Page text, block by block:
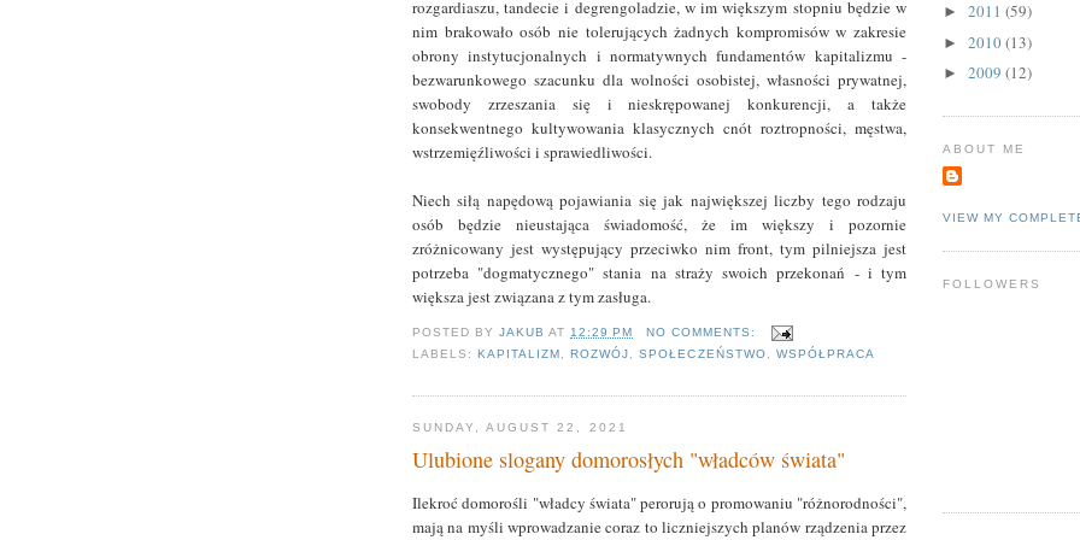
rozgardiaszu, tandecie i degrengoladzie, w im większym stopniu będzie w
nim brakowało osób nie tolerujących żadnych kompromisów w zakresie
obrony instytucjonalnych i normatywnych fundamentów kapitalizmu -
bezwarunkowego szacunku dla wolności osobistej, własności prywatnej,
swobody zrzeszania się i nieskrępowanej konkurencji, a także
konsekwentnego kultywowania klasycznych cnót roztropności, męstwa,
wstrzemięźliwości i sprawiedliwości.
Niech siłą napędową pojawiania się jak największej liczby tego rodzaju
osób będzie nieustająca świadomość, że im większy i pozornie
zróżnicowany jest występujący przeciwko nim front, tym pilniejsza jest
potrzeba "dogmatycznego" stania na straży swoich przekonań - i tym
większa jest związana z tym zasługa.
POSTED BYJAKUB AT 12:29 PM
NO COMMENTS:
LABELS:KAPITALIZM ,ROZWÓJ ,SPOŁECZEŃSTWO WSPÓŁPRACA
SUNDAY, AUGUST 22, 2021
Ulubione slogany domorosłych "władców świata"
Ilekroć domorośli "władcy świata" perorują o promowaniu "różnorodności",
mają na myśli wprowadzanie coraz to liczniejszych planów rządzenia przez
► 2011 (59)
► 2010(13)
► 2009 (12)
ABOUT ME
VIEW MY
FOLLOWERS